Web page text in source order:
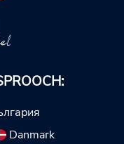
Danmark